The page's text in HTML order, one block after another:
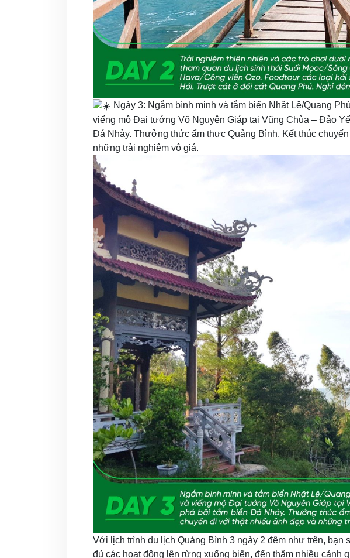
Ngày 3: Ngắm bình minh và tắm biển Nhật Lệ/Quang
viếng mộ Đại tướng Võ Nguyên Giáp tại Vũng Chùa – Đảo
Đá Nhảy. Thưởng thức ẩm thực Quảng Bình. Kết thúc
những trải nghiệm vô giá.
Với lịch trình du lịch Quảng Bình 3 ngày 2 đêm như trên, bạn
đủ các hoạt động lên rừng xuống biển, đến thăm nhiều cảnh